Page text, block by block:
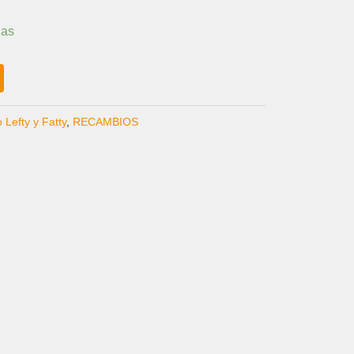
€.
Lefty y Fatty, RECAMBIOS